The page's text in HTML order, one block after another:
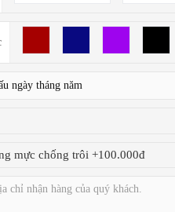
mực chống trôi +100.000đ